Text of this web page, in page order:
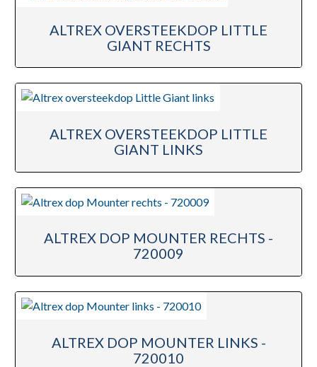
ALTREX OVERSTEEKDOP LITTLE
GIANT RECHTS
ALTREX OVERSTEEKDOP LITTLE
GIANT LINKS
ALTREX DOP MOUNTER RECHTS -
720009
ALTREX DOP MOUNTER LINKS -
720010